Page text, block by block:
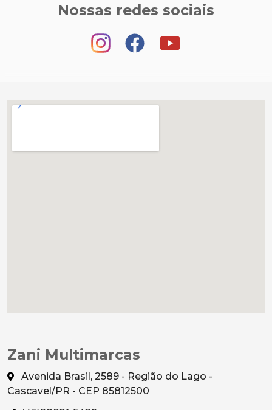
Nossas redes sociais
Zani Multimarcas
Avenida Brasil, 2589 - Região do Lago -
Cascavel/PR - CEP 85812500